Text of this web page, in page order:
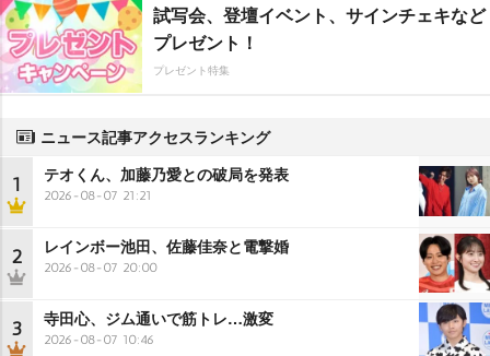
試写会、登壇イベント、サインチェキなど
プレゼント！
プレゼント特集
ニュース記事アクセスランキング
1 テオくん、加藤乃愛との破局を発表
2026-08-07 21:21
2 レインボー池田、佐藤佳奈と電撃婚
2026-08-07 20:00
3 寺田心、ジム通いで筋トレ…激変
2026-08-07 10:46